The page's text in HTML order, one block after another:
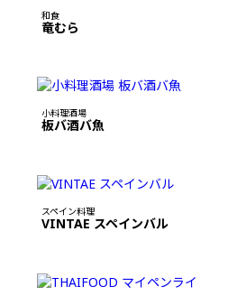
和食
竜むら
小料理酒場
板バ酒バ魚
スペイン料理
VINTAE スペインバル